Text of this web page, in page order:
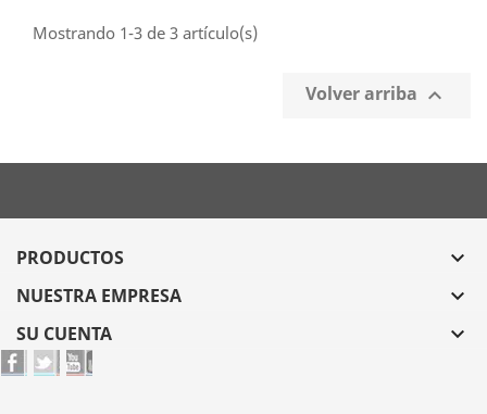
Mostrando 1-3 de 3 artículo(s)
Volver arriba 
PRODUCTOS 
NUESTRA EMPRESA 
SU CUENTA 